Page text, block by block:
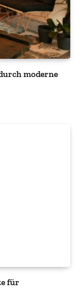
moderne
für